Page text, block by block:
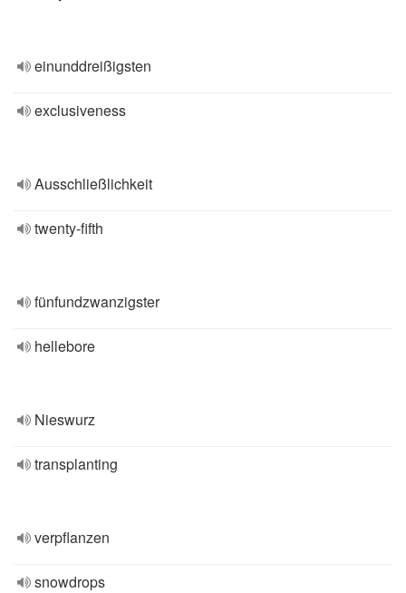
einunddreißigsten
exclusiveness
Ausschließlichkeit
twenty-fifth
fünfundzwanzigster
hellebore
Nieswurz
transplanting
verpflanzen
snowdrops